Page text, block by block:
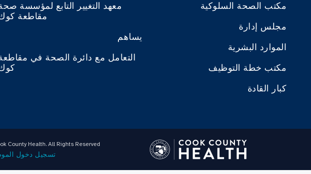
مكتب الصحة السلوكية
مجلس إدارة
الموارد البشرية
مكتب خطة التوظيف
كبار القادة
معهد التغيير التابع لمؤسسة
مقاطعة
يساهم
التعامل مع دائرة الصحة في
County Health. All Rights Reserved.
تسجيل دخول